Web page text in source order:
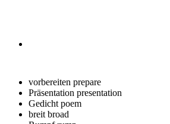
vorbereiten prepare
Präsentation presentation
Gedicht poem
breit broad